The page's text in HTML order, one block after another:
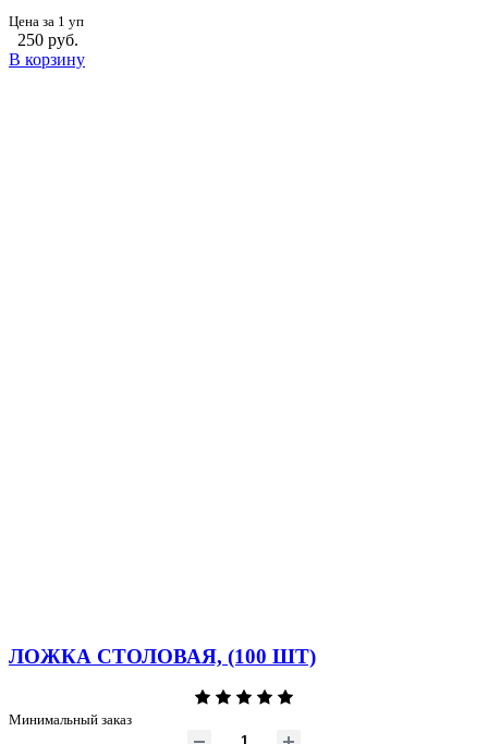
Цена за 1 уп
250 руб.
В корзину
ЛОЖКА СТОЛОВАЯ, (100 ШТ)
Минимальный заказ